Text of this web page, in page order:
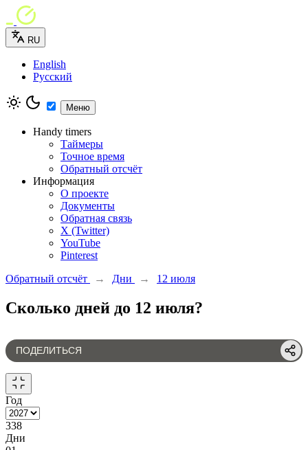
RU
English
Русский
Меню
Handy timers
Таймеры
Точное время
Обратный отсчёт
Информация
О проекте
Документы
Обратная связь
X (Twitter)
YouTube
Pinterest
Обратный отсчёт
→ Дни → 12 июля
Сколько дней до 12 июля?
ПОДЕЛИТЬСЯ
Год
338
Дни